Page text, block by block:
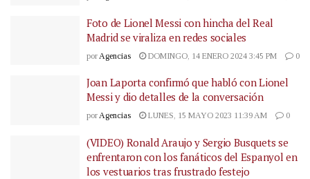
Foto de Lionel Messi con hincha del Real
Madrid se viraliza en redes sociales
por Agencias DOMINGO, 14 ENERO 2024 3:45 PM 0
Joan Laporta confirmó que habló con Lionel
Messi y dio detalles de la conversación
porAgencias LUNES, 15 MAYO 2023 11:39 AM 0
(VIDEO) Ronald Araujo y Sergio Busquets se
enfrentaron con los fanáticos del Espanyol en
los vestuarios tras frustrado festejo